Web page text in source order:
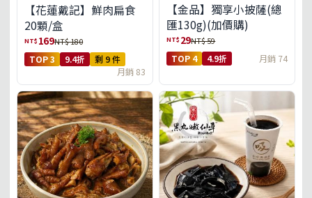
【花蓮戴記】鮮肉扁食
20顆/盒
NT$ 169NT$ 180
TOP 3 9.4折
剩 9 件
月銷 83
【金品】獨享小披薩(總
匯130g)(加價購)
NT$ 29NT$ 59
TOP 4 4.9折 月銷 74